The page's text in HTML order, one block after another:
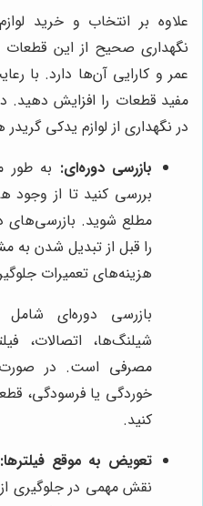
علاوه بر انتخاب و خرید
نگهداری صحیح از این
عمر و کارایی آن‌ها دارد. با
مفید قطعات را افزایش دهید.
در نگهداری از لوازم یدکی
بازرسی دوره‌ای: به طور
بررسی کنید تا از وجود
مطلع شوید. بازرسی‌های
را قبل از تبدیل شدن به
هزینه‌های تعمیرات
بازرسی دوره‌ای شامل
شیلنگ‌ها، اتصالات،
مصرفی است. در صورت
خوردگی یا فرسودگی،
کنید.
تعویض به موقع فیلترها:
نقش مهمی در جلوگیری